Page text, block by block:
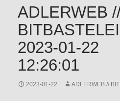
ADLERWEB
BITBASTELEI
2023-01-22
12:26:01
2023-01-22 ADLERWEB //